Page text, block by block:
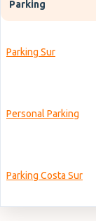
Parking
Parking Sur
Personal Parking
Parking Costa Sur